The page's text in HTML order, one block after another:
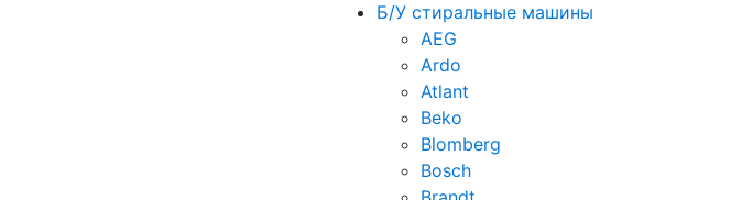
Б/У стиральные машины
AEG
Ardo
Atlant
Beko
Blomberg
Bosch